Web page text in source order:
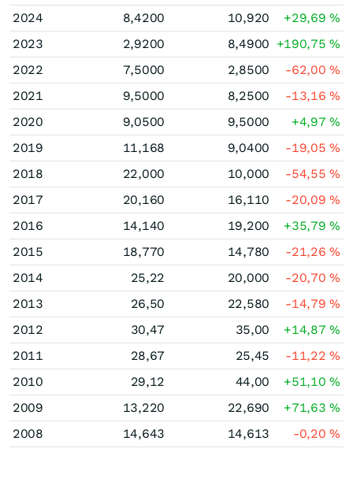
2024
8,4200 10,920 +29,69%
2023
2,9200 8,4900 +190,75%
2022
7,5000 2,8500 -62,00%
2021
9,5000 8,2500 -13,16%
2020
9,0500 9,5000 +4,97%
2019
11,168 9,0400 -19,05%
2018
22,000 10,000 -54,55%
2017
20,160 16,110 -20,09%
2016
14,140 19,200 +35,79%
2015
18,770 14,780 -21,26%
2014
25,22 20,000 -20,70%
2013
26,50 22,580 -14,79%
2012
30,47 35,00 +14,87%
2011
28,67 25,45 -11,22%
2010
29,12 44,00 +51,10%
2009
13,220 22,690 +71,63%
2008
14,643 14,613 -0,20%